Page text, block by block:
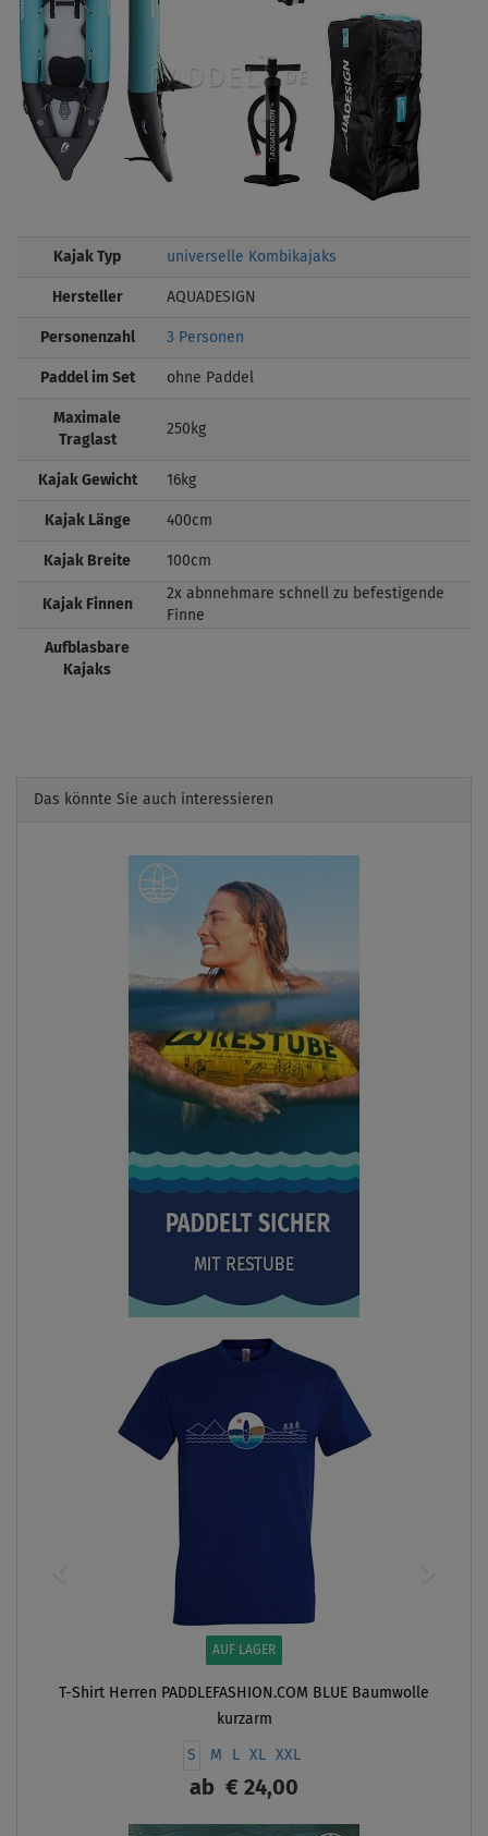
Kajak Typ universelle Kombikajaks
Hersteller AQUADESIGN
Personenzahl 3 Personen
Paddel im Set ohne Paddel
Maximale
Traglast
250kg
Kajak Gewicht 16kg
Kajak Länge 400cm
Kajak Breite 100cm
Kajak Finnen
2x abnnehmare schnell zu befestigende
Finne
Aufblasbare
Kajaks
Das könnte Sie auch interessieren
AUF LAGER
T-Shirt Herren PADDLEFASHION.COM BLUE Baumwolle
kurzarm
S M L XL XXL
ab € 24,00
Previous